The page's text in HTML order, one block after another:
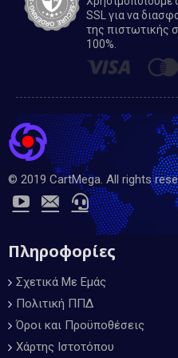
SSL για να
της πιστωτικής
100%.
© 2019 CartMega. All rights
Πληροφορίες
Σχετικά Με Εμάς
Πολιτική ΠΠΔ
Όροι και Προϋποθέσεις
Χάρτης Ιστοτόπου